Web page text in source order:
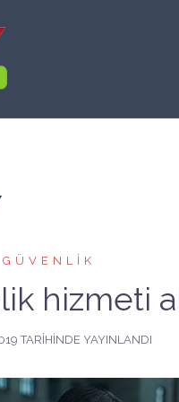
GÜVENLIK
hizmeti
TARIHINDE YAYINLANDI